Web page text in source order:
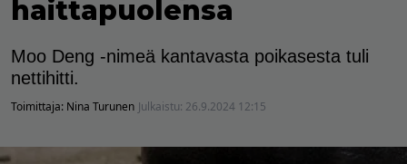
haittapuolensa
Moo Deng -nimeä kantavasta poikasesta tuli
nettihitti.
Toimittaja: Nina Turunen Julkaistu: 26.9.2024 12:15